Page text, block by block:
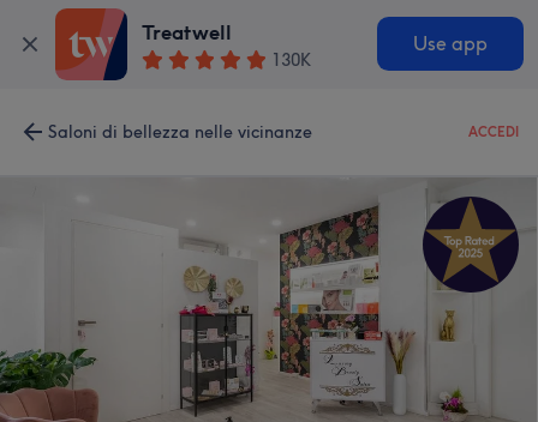
Treatwell
130K
Use app
Saloni di bellezza nelle vicinanze ACCEDI